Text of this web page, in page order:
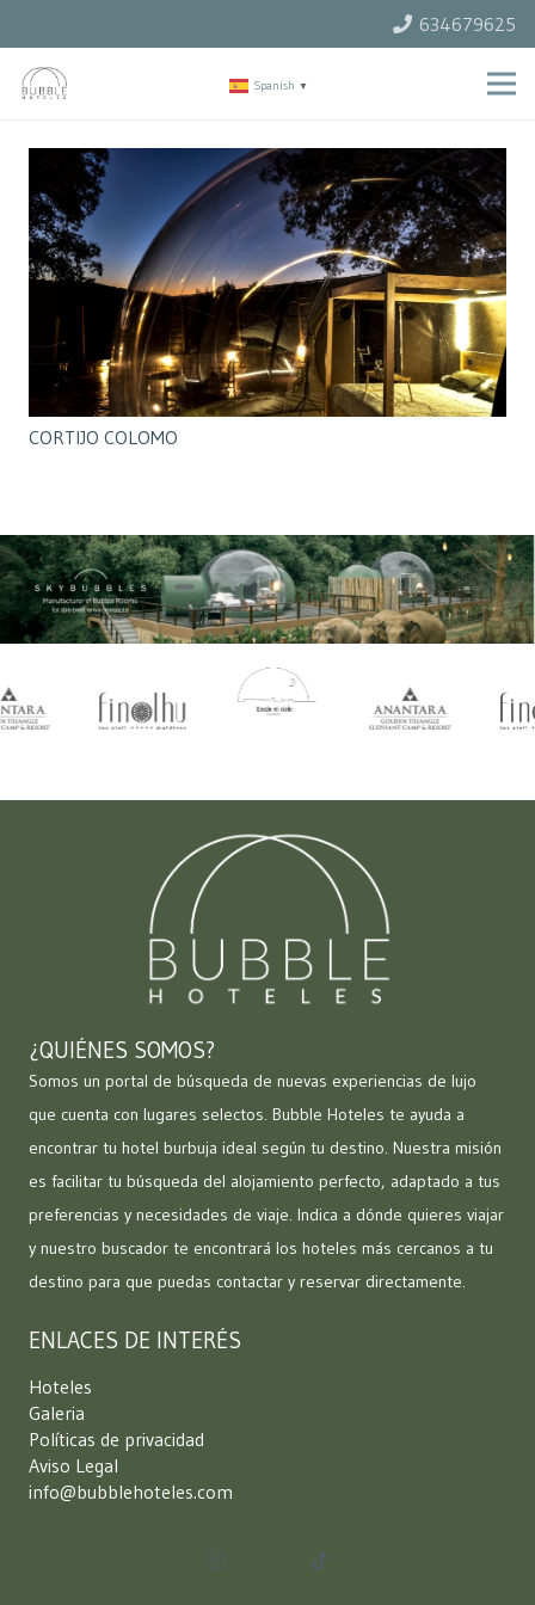
634679625
Spanish ▼
CORTIJO COLOMO
¿QUIÉNES SOMOS?
Somos un portal de búsqueda de nuevas experiencias de lujo
que cuenta con lugares selectos. Bubble Hoteles te ayuda a
encontrar tu hotel burbuja ideal según tu destino. Nuestra misión
es facilitar tu búsqueda del alojamiento perfecto, adaptado a tus
preferencias y necesidades de viaje. Indica a dónde quieres viajar
y nuestro buscador te encontrará los hoteles más cercanos a tu
destino para que puedas contactar y reservar directamente.
ENLACES DE INTERÉS
Hoteles
Galeria
Políticas de privacidad
Aviso Legal
info@bubblehoteles.com